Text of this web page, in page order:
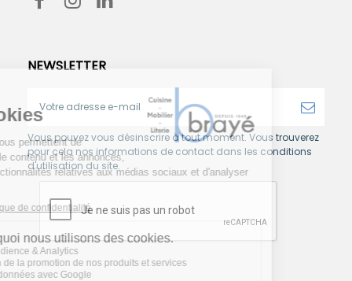
NEWSLETTER
Vous pouvez vous désinscrire à tout moment. Vous trouverez
pour cela nos informations de contact dans les conditions
d'utilisation du site.